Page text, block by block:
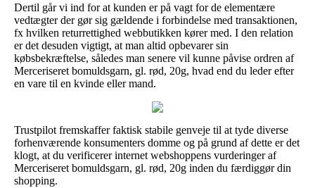
Dertil går vi ind for at kunden er på vagt for de elementære
vedtægter der gør sig gældende i forbindelse med transaktionen,
fx hvilken returrettighed webbutikken kører med. I den relation
er det desuden vigtigt, at man altid opbevarer sin
købsbekræftelse, således man senere vil kunne påvise ordren af
Merceriseret bomuldsgarn, gl. rød, 20g, hvad end du leder efter
en vare til en kvinde eller mand.
Trustpilot fremskaffer faktisk stabile genveje til at tyde diverse
forhenværende konsumenters domme og på grund af dette er det
klogt, at du verificerer internet webshoppens vurderinger af
Merceriseret bomuldsgarn, gl. rød, 20g inden du færdiggør din
shopping.